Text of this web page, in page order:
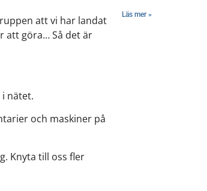
att vi har landat
att göra… Så det är
nätet.
och maskiner på
Knyta till oss fler
Läs mer »